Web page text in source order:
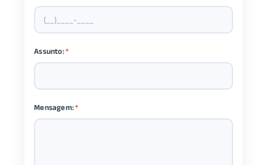
Assunto:*
Mensagem:*